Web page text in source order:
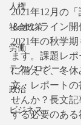
人権
社会政策
労働
テクノロジー
政治
ビジネス
2021年12月の
＆オンライン開
2021年の秋学
ます。課題レ
に備えて、冬
文・レポートの
せんか？長文
する必要のあ